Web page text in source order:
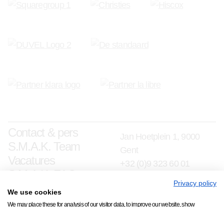
Vacatures
S.M.A.K. FAQ
+32 (0)9 323 60 01
schrijf je in op onze nieuwsbrief
Privacy policy
We use cookies
We may place these for analysis of our visitor data, to improve our website, show